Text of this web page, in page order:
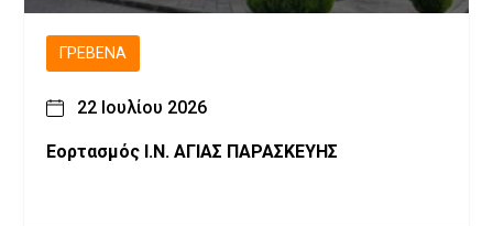
ΓΡΕΒΕΝΆ
22 Ιουλίου 2026
Εορτασμός Ι.Ν. ΑΓΙΑΣ ΠΑΡΑΣΚΕΥΗΣ